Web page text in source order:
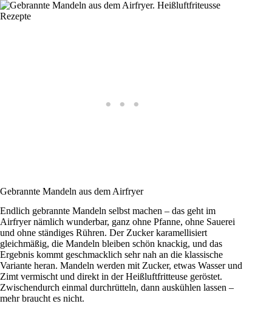
Gebrannte Mandeln aus dem Airfryer
Endlich gebrannte Mandeln selbst machen – das geht im
Airfryer nämlich wunderbar, ganz ohne Pfanne, ohne Sauerei
und ohne ständiges Rühren. Der Zucker karamellisiert
gleichmäßig, die Mandeln bleiben schön knackig, und das
Ergebnis kommt geschmacklich sehr nah an die klassische
Variante heran. Mandeln werden mit Zucker, etwas Wasser und
Zimt vermischt und direkt in der Heißluftfritteuse geröstet.
Zwischendurch einmal durchrütteln, dann auskühlen lassen –
mehr braucht es nicht.